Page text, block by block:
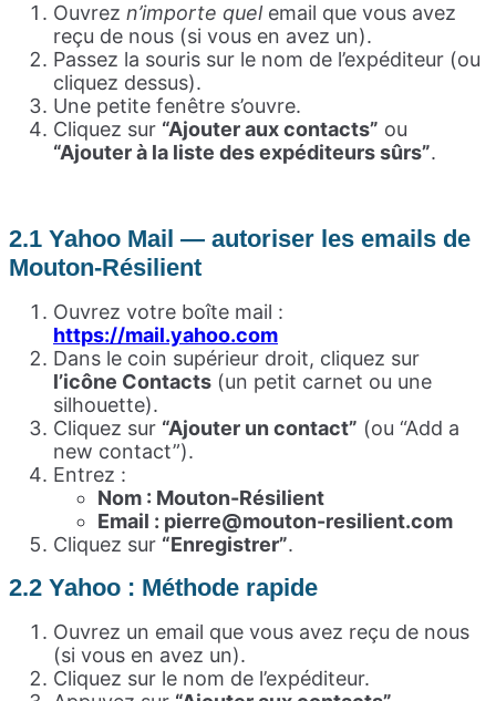
Ouvrez n’importe quelemail que vous avez
reçu de nous (si vous en avez un).
Passez la souris sur le nom de l’expéditeur (ou
cliquez dessus).
Une petite fenêtre s’ouvre.
Cliquez sur “Ajouter aux contacts” ou
“Ajouter à la liste des expéditeurs sûrs”.
2.1 Yahoo Mail — autoriser les emails de
Mouton-Résilient
Ouvrez votre boîte mail :
https://mail.yahoo.com
Dans le coin supérieur droit, cliquez sur
l’icône Contacts (un petit carnet ou une
silhouette).
Cliquez sur “Ajouter un contact” (ou “Add a
new contact”).
Entrez :
Nom : Mouton-Résilient
Email : pierre@mouton-resilient.com
Cliquez sur “Enregistrer”.
2.2 Yahoo : Méthode rapide
Ouvrez un email que vous avez reçu de nous
(si vous en avez un).
Cliquez sur le nom de l’expéditeur.